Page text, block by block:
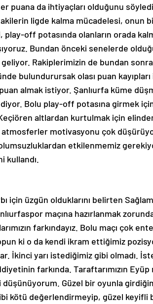
puana da ihtiyaçları olduğunu
ligde kalma mücadelesi, onun
off potasında olanların orada
Bundan önceki senelerde
Rakiplerimizin de bundan
bulundurursak olası puan kayıpları
almak istiyor. Şanlıurfa küme
Bolu play-off potasına girmek
altlardan kurtulmak için
motivasyonu çok
etkilenmemiz
kullandı.
için üzgün olduklarını belirten
maçına hazırlanmak
farkındayız. Bolu maçı çok
ki o da kendi ikram ettiğimiz
İkinci yarı istediğimiz gibi olmadı.
farkında. Taraftarımızın Eyüp
Güzel bir oyunla
kötü değerlendirmeyip, güzel keyifli